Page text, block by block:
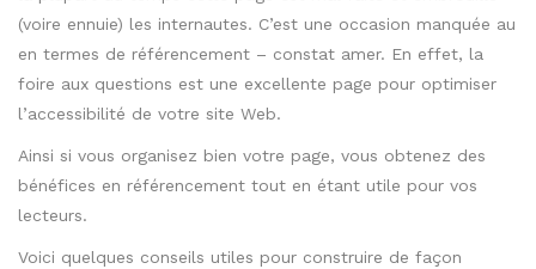
(voire ennuie) les internautes. C’est une occasion manquée au
en termes de référencement – constat amer. En effet, la
foire aux questions est une excellente page pour optimiser
l’accessibilité de votre site Web.
Ainsi si vous organisez bien votre page, vous obtenez des
bénéfices en référencement tout en étant utile pour vos
lecteurs.
Voici quelques conseils utiles pour construire de façon